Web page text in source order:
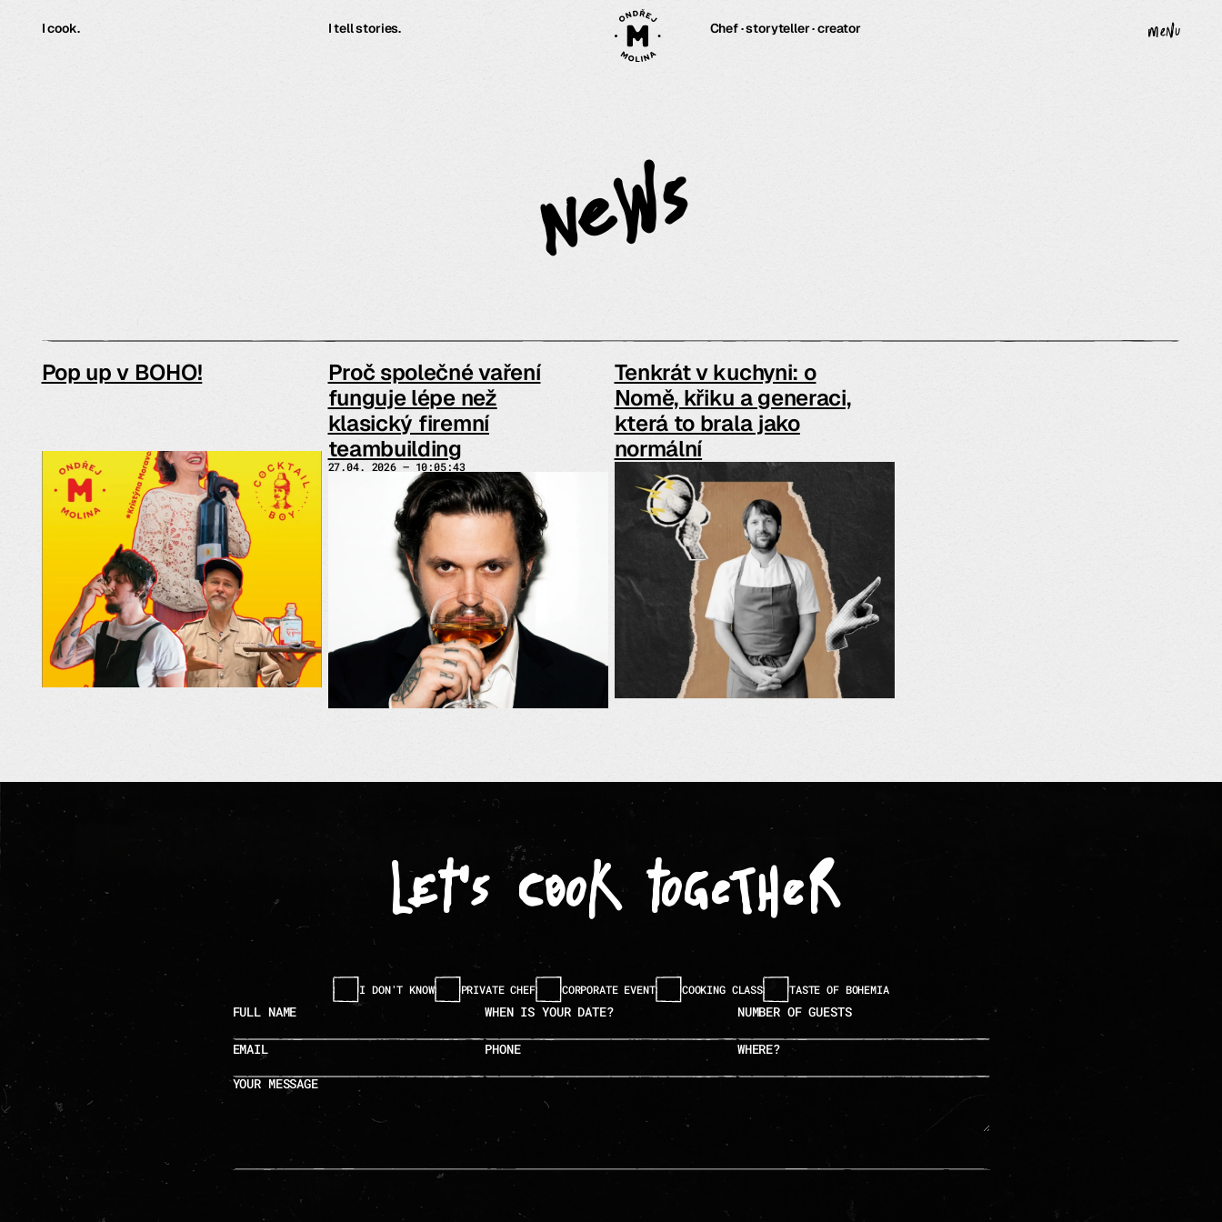
I cook. I tell stories. Chef · storyteller · creator menu
News
Pop up v BOHO!
Proč společné vaření
funguje lépe než
klasický firemní
teambuilding
27.04. 2026 — 10:05:43
Tenkrát v kuchyni: o
Nomě, křiku a generaci,
která to brala jako
normální
let's cook together
I DON'T KNOW PRIVATE CHEF CORPORATE EVENT COOKING CLASS TASTE OF BOHEMIA
your message